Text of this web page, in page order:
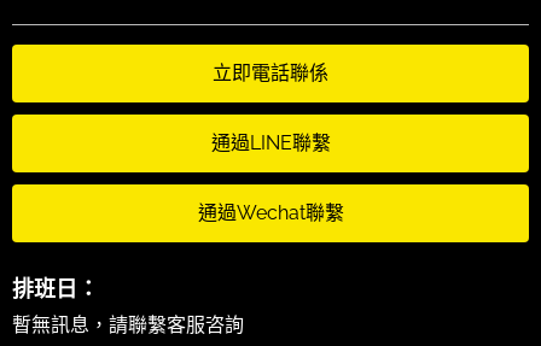
立即電話聯係
通過LINE聯繫
通過Wechat聯繫
排班日：
暫無訊息，請聯繫客服咨詢